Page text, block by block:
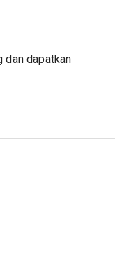
dan dapatkan